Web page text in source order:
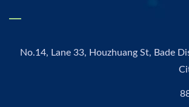
No.14, Lane 33, Houzhuang St, Bade